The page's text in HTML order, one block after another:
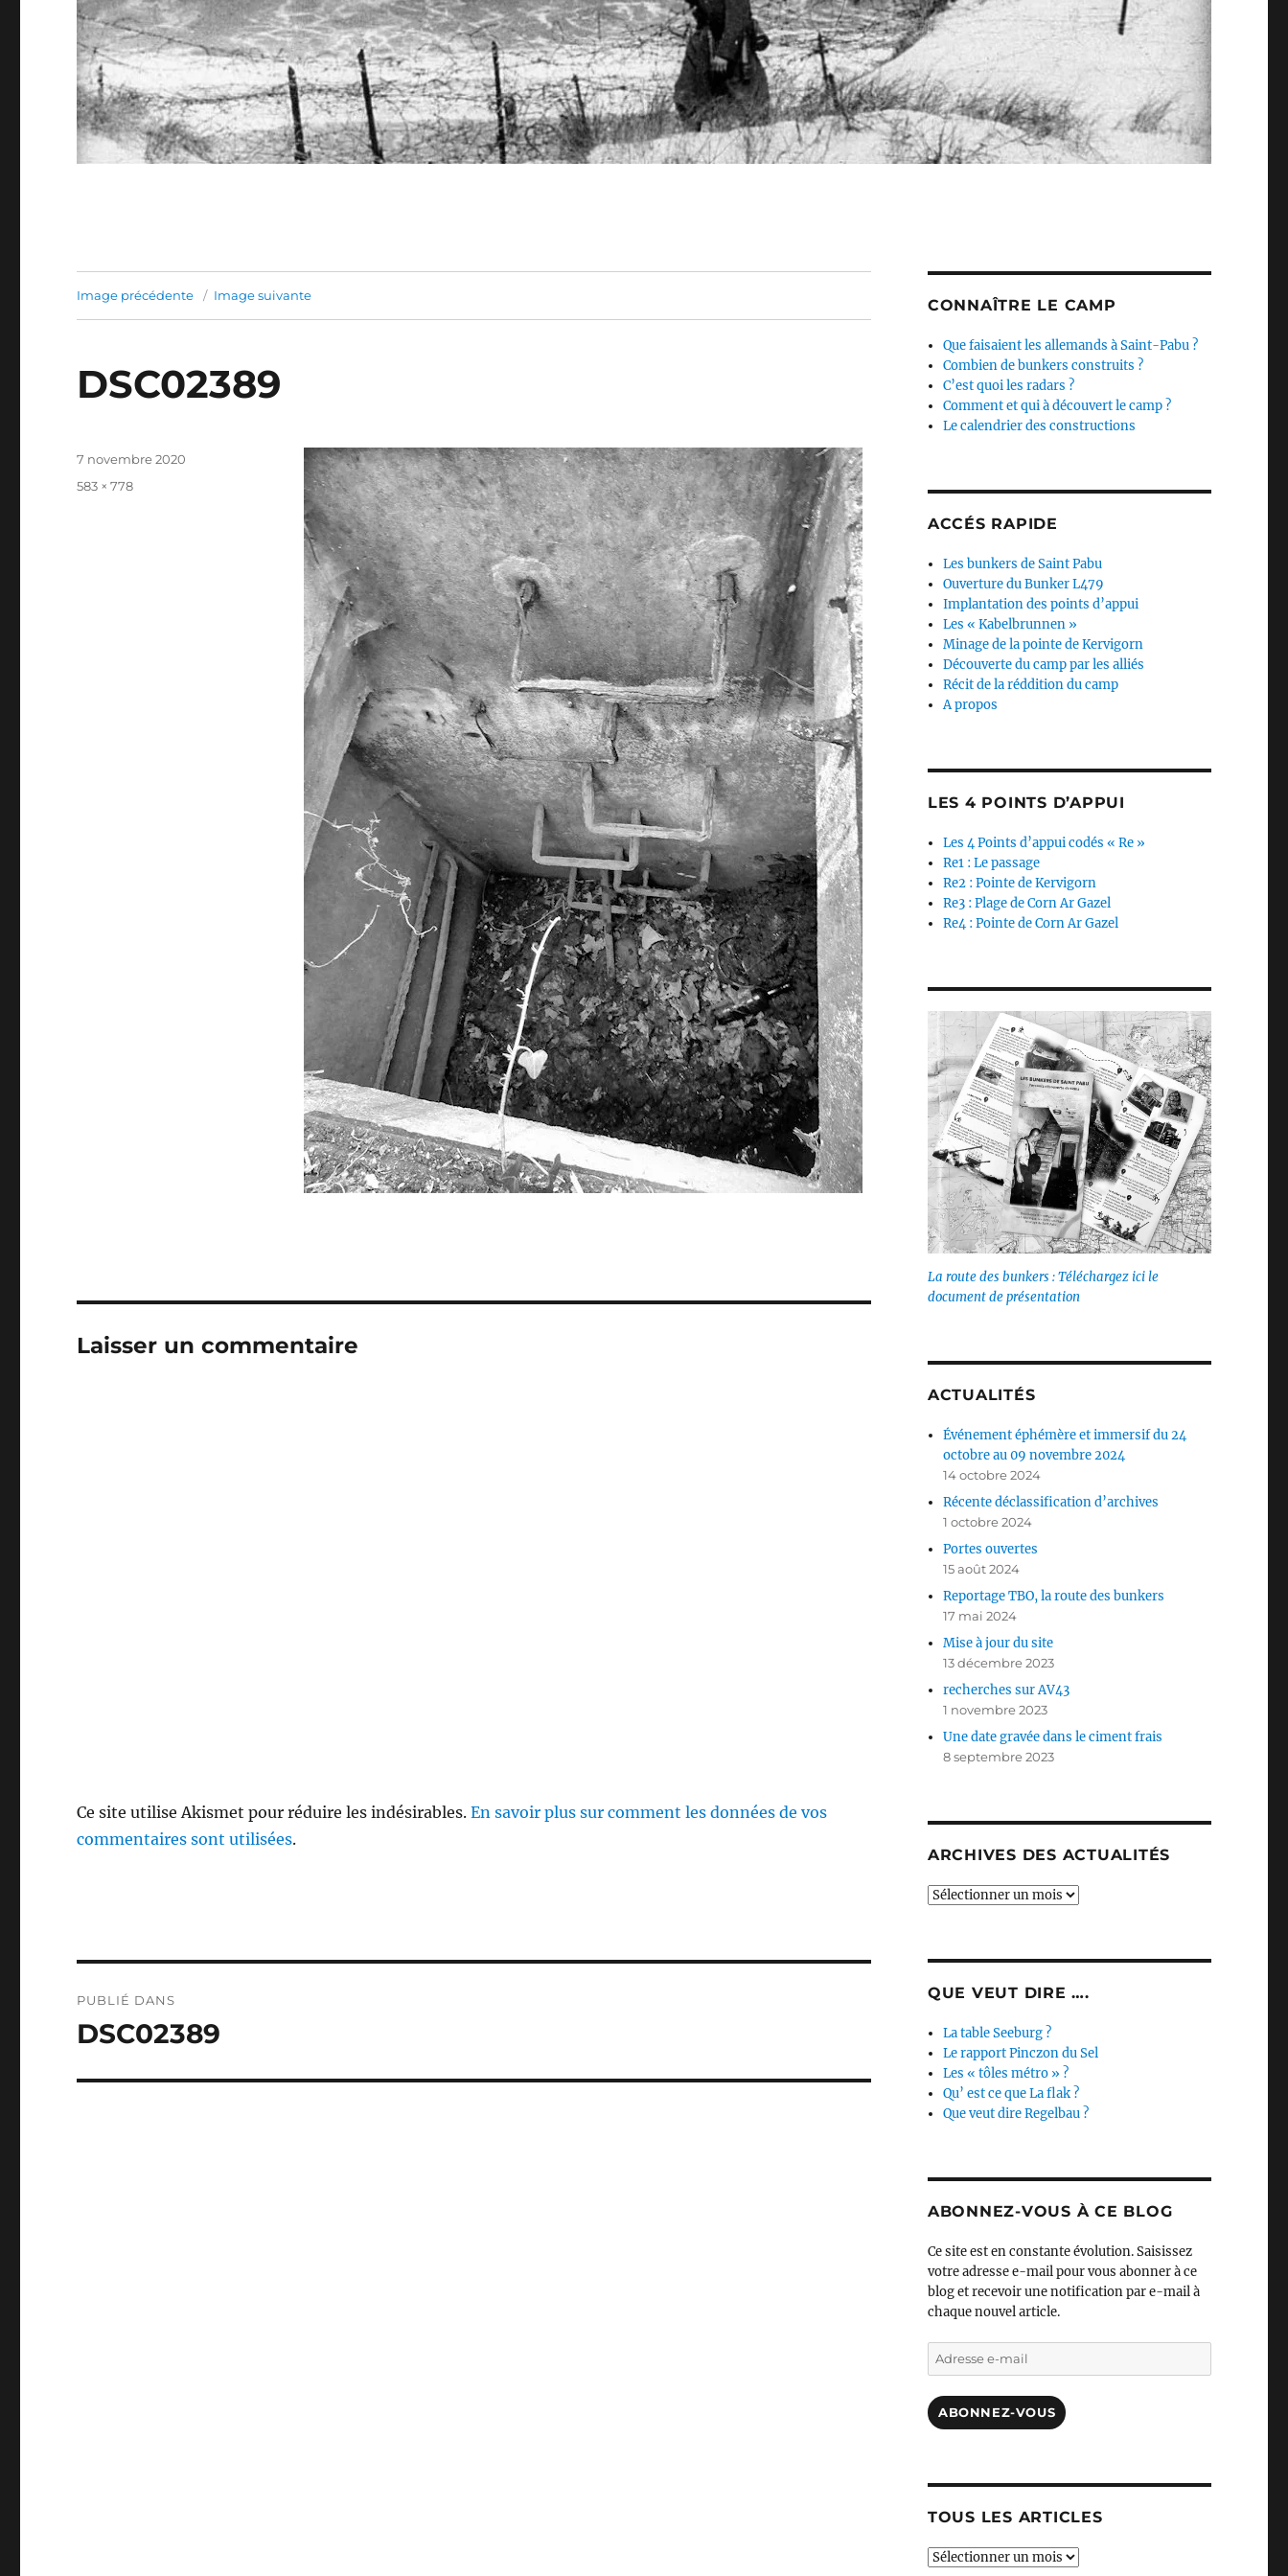
Image précédente Image suivante
DSC02389
Publié
7 novembre 2020
Taille
583 × 778
Laisser un commentaire
Ce site utilise Akismet pour réduire les indésirables.En savoir plus sur comment les données de vos
commentaires sont utilisées.
de
PUBLIÉ DANS
DSC02389
CONNAÎTRE LE CAMP
Que faisaient les allemands à Saint-Pabu ?
Combien de bunkers construits ?
C’est quoi les radars ?
Comment et qui à découvert le camp ?
Le calendrier des constructions
ACCÉS RAPIDE
Les bunkers de Saint Pabu
Ouverture du Bunker L479
Implantation des points d’appui
Les « Kabelbrunnen »
Minage de la pointe de Kervigorn
Découverte du camp par les alliés
Récit de la réddition du camp
A propos
LES 4 POINTS D’APPUI
Les 4 Points d’appui codés « Re »
Re1 : Le passage
Re2 : Pointe de Kervigorn
Re3 : Plage de Corn Ar Gazel
Re4 : Pointe de Corn Ar Gazel
La route des bunkers : Téléchargez ici le
document de présentation
ACTUALITÉS
Événement éphémère et immersif du 24
octobre au 09 novembre 2024
14 octobre 2024
Récente déclassification d’archives
1 octobre 2024
Portes ouvertes
15 août 2024
Reportage TBO, la route des bunkers
17 mai 2024
Mise à jour du site
13 décembre 2023
recherches sur AV43
1 novembre 2023
Une date gravée dans le ciment frais
8 septembre 2023
ARCHIVES DES ACTUALITÉS
Archives
QUE VEUT DIRE ….
La table Seeburg ?
Le rapport Pinczon du Sel
Les « tôles métro » ?
Qu’ est ce que La flak ?
Que veut dire Regelbau ?
ABONNEZ-VOUS À CE BLOG
Ce site est en constante évolution. Saisissez
votre adresse e-mail pour vous abonner à ce
blog et recevoir une notification par e-mail à
chaque nouvel article.
Adresse
e-
ABONNEZ-VOUS
TOUS LES ARTICLES
TOUS